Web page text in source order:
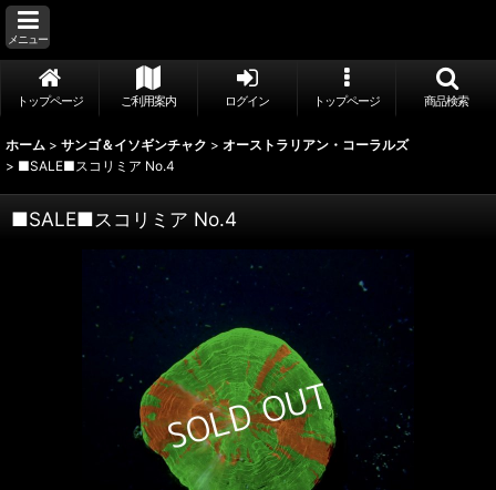
メニュー
トップページ ご利用案内 ログイン トップページ 商品検索
ホーム > サンゴ＆イソギンチャク > オーストラリアン・コーラルズ
> ■SALE■スコリミア No.4
■SALE■スコリミア No.4